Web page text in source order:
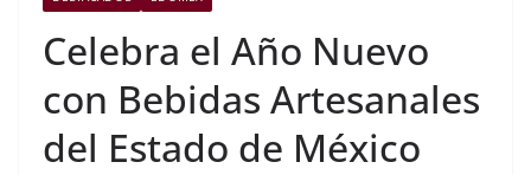
Celebra el Año Nuevo
con Bebidas Artesanales
del Estado de México